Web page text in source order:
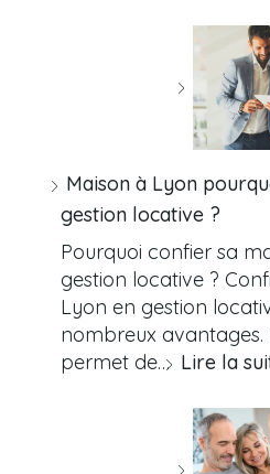
Maison à Lyon
gestion locative ?
Pourquoi confier sa
gestion locative ?
Lyon en gestion
nombreux avantages.
permet de… Lire la